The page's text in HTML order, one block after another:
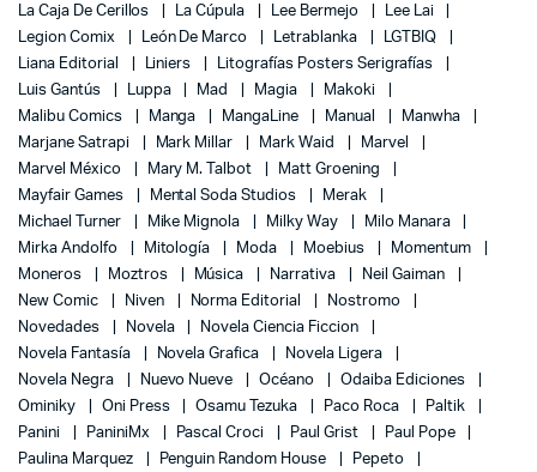
La Caja De Cerillos
La Cúpula Lee Bermejo
Lee Lai
Legion Comix
León De Marco Letrablanka
LGTBIQ
Liana Editorial
Liniers
Litografías Posters Serigrafías
Luis Gantús
Luppa Mad Magia
Makoki
Malibu Comics
Manga MangaLine Manual
Manwha
Marjane Satrapi
Mark Millar Mark Waid
Marvel
Marvel México
Mary M. Talbot
Matt Groening
Mayfair Games
Mental Soda Studios
Merak
Michael Turner
Mike Mignola Milky Way
Milo Manara
Mirka Andolfo
Mitología Moda Moebius
Momentum
Moneros
Moztros Música Narrativa
Neil Gaiman
New Comic
Niven Norma Editorial
Nostromo
Novedades
Novela
Novela Ciencia Ficcion
Novela Fantasía
Novela Grafica
Novela Ligera
Novela Negra
Nuevo Nueve Océano
Odaiba Ediciones
Ominiky
Oni Press Osamu Tezuka Paco Roca
Paltik
Panini
PaniniMx Pascal Croci Paul Grist
Paul Pope
Paulina Marquez
Penguin Random House
Pepeto